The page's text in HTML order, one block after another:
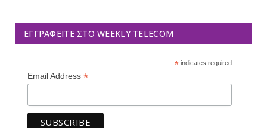
ΕΓΓΡΑΦΕΊΤΕ ΣΤΟ WEEKLY TELECOM
*indicates required
Email Address *